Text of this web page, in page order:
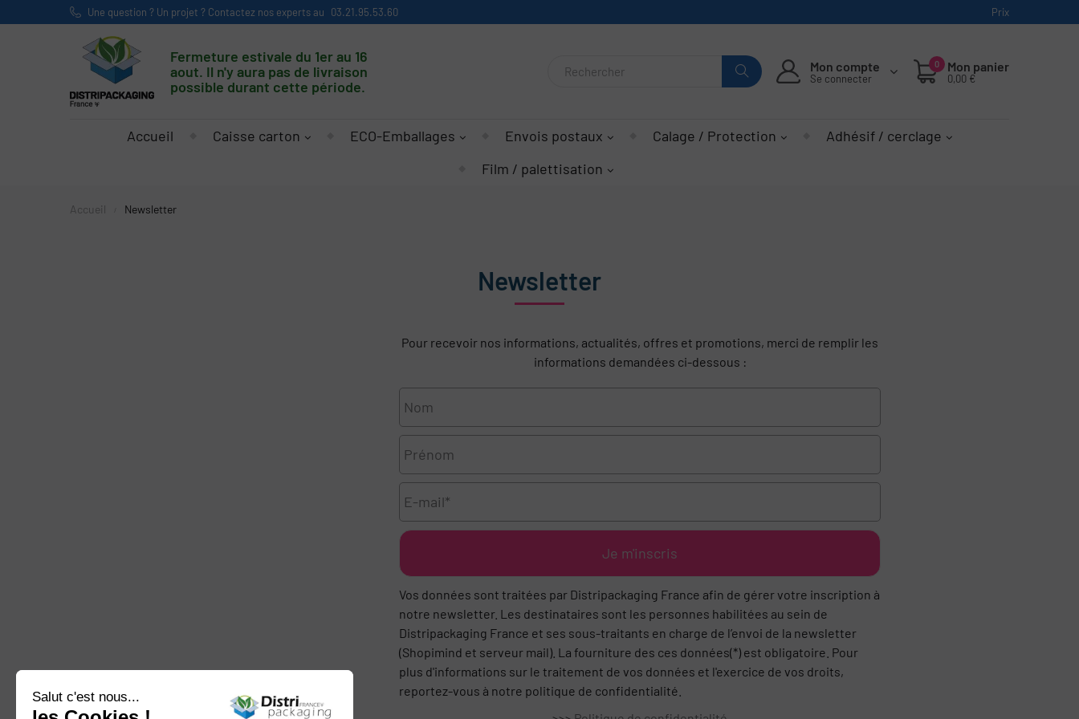
Une question ? Un projet ? Contactez nos experts au 03.21.95.53.60 Prix
Fermeture estivale du 1er au 16
aout. Il n'y aura pas de livraison
possible durant cette période.
Mon compte
Se connecter
0 Mon panier
0,00 €
Accueil Caisse carton ECO-Emballages Envois postaux Calage / Protection
Adhésif / cerclage
Film / palettisation
Accueil Newsletter
Newsletter
Pour recevoir nos informations, actualités, offres et promotions, merci de remplir les
informations demandées ci-dessous :
Je m'inscris
Vos données sont traitées par Distripackaging France afin de gérer votre inscription à
notre newsletter. Les destinataires sont les personnes habilitées au sein de
Distripackaging France et ses sous-traitants en charge de l’envoi de la newsletter
(Shopimind et serveur mail). La fourniture des ces données(*) est obligatoire. Pour
plus d'informations sur le traitement de vos données et l'exercice de vos droits,
reportez-vous à notre politique de confidentialité.